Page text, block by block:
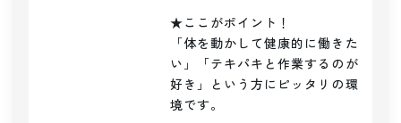
★ここがポイント！
「体を動かして健康的に働きた
い」「テキパキと作業するのが
好き」という方にピッタリの環
境です。